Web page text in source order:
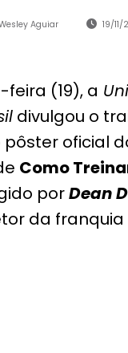
Aguiar 19/11/
(19), a
divulgou o
oficial
Como
porDean
da franquia